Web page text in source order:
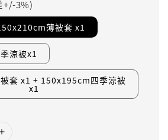
+/-3%)
薄被套 x1
涼被x1
套 x1 + 150x195cm四季涼被
x1